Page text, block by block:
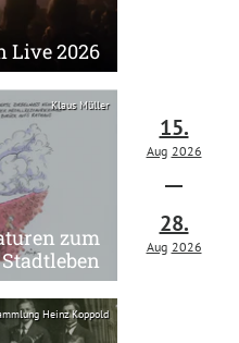
Live 2026
Klaus Müller
zum
15.
Aug 2026
28.
Aug 2026
Heinz Koppold